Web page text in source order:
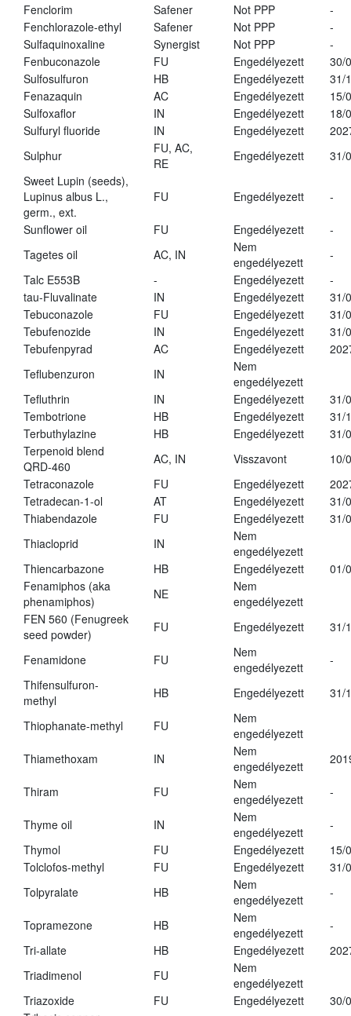
Fenclorim
Safener Not PPP
-
Fenchlorazole-ethyl
Safener Not PPP
-
Sulfaquinoxaline
Synergist Not PPP
-
Fenbuconazole
FU Engedélyezett
30/
Sulfosulfuron
HB Engedélyezett
31/
Fenazaquin
AC Engedélyezett
15/
Sulfoxaflor
IN Engedélyezett
18/
Sulfuryl fluoride
IN Engedélyezett
Sulphur
FU, AC,
RE
Engedélyezett
31/
Sweet Lupin (seeds),
Lupinus albus L.,
germ., ext.
FU Engedélyezett -
Sunflower oil FU Engedélyezett
-
Tagetes oil
AC, IN
Nem
engedélyezett
-
Talc E553B
- Engedélyezett
-
tau-Fluvalinate
IN Engedélyezett
31/
Tebuconazole
FU Engedélyezett
31/
Tebufenozide
IN Engedélyezett
31/
Tebufenpyrad
AC Engedélyezett
Teflubenzuron
IN
Nem
engedélyezett
Tefluthrin
IN Engedélyezett
31/
Tembotrione
HB Engedélyezett
31/
Terbuthylazine
HB Engedélyezett
31/
Terpenoid blend
QRD-460
AC, IN Visszavont
10/
Tetraconazole
FU Engedélyezett
Tetradecan-1-ol
AT Engedélyezett
31/
Thiabendazole
FU Engedélyezett
31/
Thiacloprid
IN
Nem
engedélyezett
Thiencarbazone
HB Engedélyezett
01/
Fenamiphos (aka
phenamiphos)
NE
Nem
engedélyezett
FEN 560 (Fenugreek
seed powder)
FU Engedélyezett 31/
Fenamidone FU
Nem
engedélyezett
-
Thifensulfuron-
methyl
HB Engedélyezett 31/
Thiophanate-methyl FU
Nem
engedélyezett
Thiamethoxam
IN
Nem
engedélyezett
Thiram FU
Nem
engedélyezett
-
Thyme oil IN
Nem
engedélyezett
-
Thymol
FU Engedélyezett
15/
Tolclofos-methyl
FU Engedélyezett
31/
Tolpyralate
HB
Nem
engedélyezett
-
Topramezone HB
Nem
engedélyezett
-
Tri-allate
HB Engedélyezett
Triadimenol
FU
Nem
engedélyezett
Triazoxide
FU Engedélyezett
30/